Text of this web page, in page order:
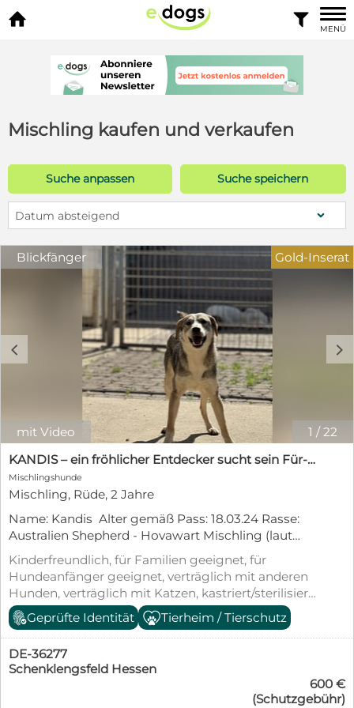
 
MENÜ
Mischling kaufen und verkaufen
Suche anpassen Suche speichern
Datum absteigend
Blickfänger
1 /22
c d
mit Video
Gold-Inserat
KANDIS – ein fröhlicher Entdecker sucht sein Für-Immer-Zuhause
Mischlingshunde
Mischling, Rüde, 2 Jahre
Name: Kandis Alter gemäß Pass: 18.03.24 Rasse:
Australien Shepherd - Hovawart Mischling (laut
Dog Scanner, aber eher Mischling in Xter
Generation) Geschlecht: männlich Gewicht: ca. 13
kg Schulterhöhe (Größe): ca. 45 cm Kastriert: ja
Impfungen: ja Krankheiten: nicht bekannt
Verträglich mit Rüden: ja Verträglich mit
Hündinnen: ja Verträglich mit Katzen: nicht
bekannt Verträglich mit Kleintieren / Pferden / etc.:
nicht bekannt Kinderfreundlich: ja Stubenrein:
werden Leinenführigkeit: muss trainiert werden
Kinderfreundlich, für Familien geeignet, für
Hundeanfänger geeignet, verträglich mit anderen
Hunden, verträglich mit Katzen, kastriert/sterilisiert,
geimpft (mind. Pflichtimpfungen), entwurmt,
gechipt, mit EU-Heimtierausweis, aus dem
Tierheim, Tierschutzgesetz §11
Geprüfte Identität Tierheim / Tierschutz
DE-36277
Schenklengsfeld Hessen
600 €
(Schutzgebühr)